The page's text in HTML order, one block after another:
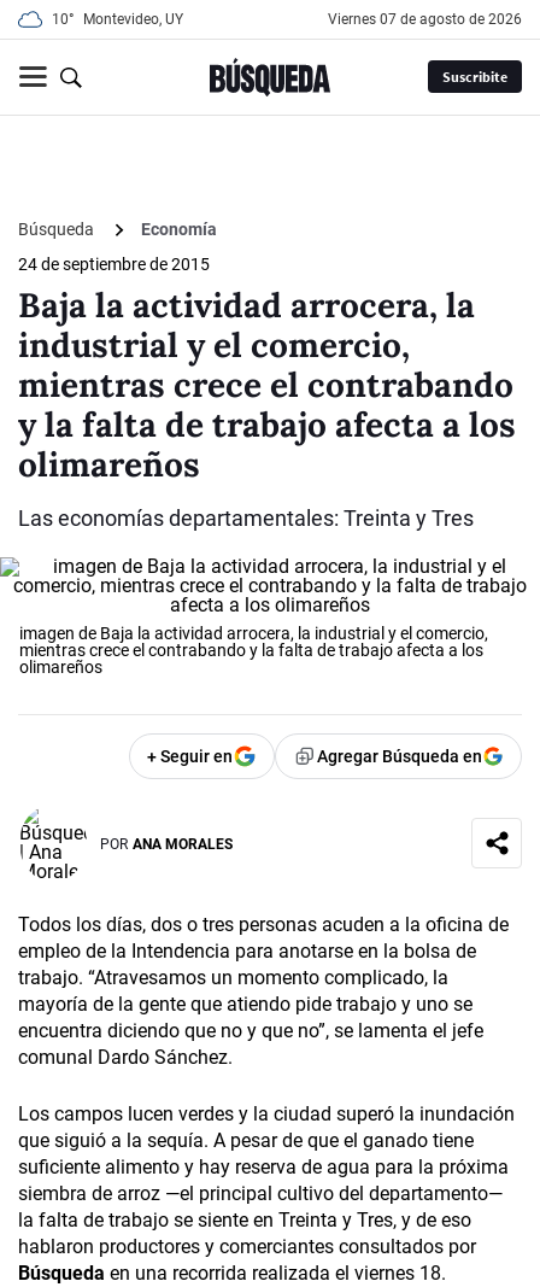
10° Montevideo, UY viernes 07 de agosto de 2026
Suscribite
Búsqueda
Economía
24 de septiembre de 2015
Baja la actividad arrocera, la
industrial y el comercio,
mientras crece el contrabando
y la falta de trabajo afecta a los
olimareños
Las economías departamentales: Treinta y Tres
imagen de Baja la actividad arrocera, la industrial y el comercio,
mientras crece el contrabando y la falta de trabajo afecta a los
olimareños
+ Seguir en Agregar Búsqueda en
POR ANA MORALES
Todos los días, dos o tres personas acuden a la oficina de
empleo de la Intendencia para anotarse en la bolsa de
trabajo. “Atravesamos un momento complicado, la
mayoría de la gente que atiendo pide trabajo y uno se
encuentra diciendo que no y que no”, se lamenta el jefe
comunal Dardo Sánchez.
Los campos lucen verdes y la ciudad superó la inundación
que siguió a la sequía. A pesar de que el ganado tiene
suficiente alimento y hay reserva de agua para la próxima
siembra de arroz —el principal cultivo del departamento—
la falta de trabajo se siente en Treinta y Tres, y de eso
hablaron productores y comerciantes consultados por
Búsqueda en una recorrida realizada el viernes 18.